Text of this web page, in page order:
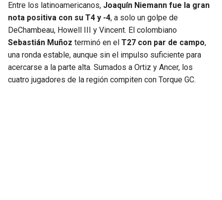
Entre los latinoamericanos, Joaquín Niemann fue la gran
nota positiva con su T4 y -4, a solo un golpe de
DeChambeau, Howell III y Vincent. El colombiano
Sebastián Muñoz terminó en el T27 con par de campo,
una ronda estable, aunque sin el impulso suficiente para
acercarse a la parte alta. Sumados a Ortiz y Ancer, los
cuatro jugadores de la región compiten con Torque GC.